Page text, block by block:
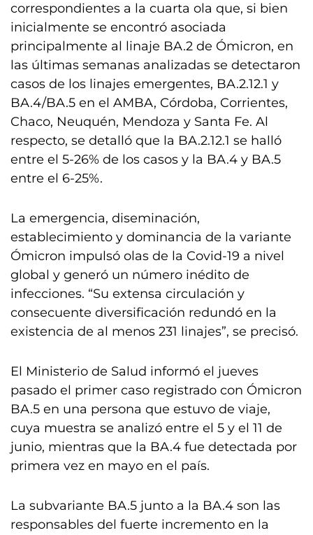
correspondientes a la cuarta ola que, si bien
inicialmente se encontró asociada
principalmente al linaje BA.2 de Ómicron, en
las últimas semanas analizadas se detectaron
casos de los linajes emergentes, BA.2.12.1 y
BA.4/BA.5 en el AMBA, Córdoba, Corrientes,
Chaco, Neuquén, Mendoza y Santa Fe. Al
respecto, se detalló que la BA.2.12.1 se halló
entre el 5-26% de los casos y la BA.4 y BA.5
entre el 6-25%.
La emergencia, diseminación,
establecimiento y dominancia de la variante
Ómicron impulsó olas de la Covid-19 a nivel
global y generó un número inédito de
infecciones. “Su extensa circulación y
consecuente diversificación redundó en la
existencia de al menos 231 linajes”, se precisó.
El Ministerio de Salud informó el jueves
pasado el primer caso registrado con Ómicron
BA.5 en una persona que estuvo de viaje,
cuya muestra se analizó entre el 5 y el 11 de
junio, mientras que la BA.4 fue detectada por
primera vez en mayo en el país.
La subvariante BA.5 junto a la BA.4 son las
responsables del fuerte incremento en la